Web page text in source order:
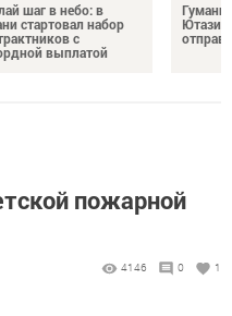
шаг в небо: в
стартовал набор
с
выплатой
пожарной
4146 0 1